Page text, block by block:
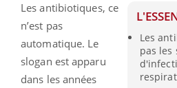
Les
pas les
Les antibiotiques, ce
n’est pas
automatique. Le
slogan est apparu
dans les années